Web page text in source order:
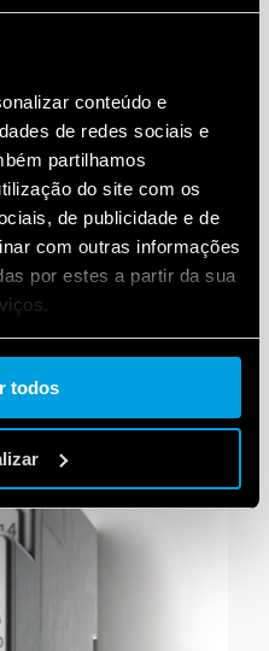
conteúdo e
de redes sociais e
partilhamos
do site com os
de publicidade e de
com outras informações
por estes a partir da sua
todos
repentinas e curto-
de Nível para Líquidos
trabalha para evitar que
elevada para dentro da
oRelé Finder 72.01
o cabo que estará
, uma vez que fará com
4 volts (um choque
de 50 V).